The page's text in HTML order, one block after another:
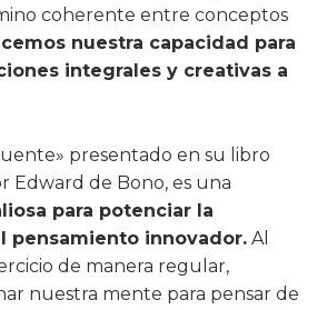
coherente entre conceptos
nuestra capacidad para
integrales y creativas a
presentado en su libro
Edward de Bono, es una
para potenciar la
pensamiento innovador. Al
de manera regular,
nuestra mente para pensar de